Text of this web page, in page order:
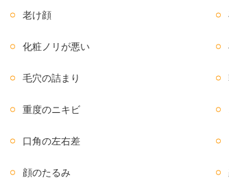
老け顔
化粧ノリが悪い
毛穴の詰まり
重度のニキビ
口角の左右差
顔のたるみ